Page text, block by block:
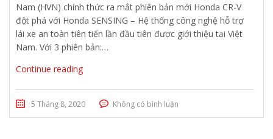
Nam (HVN) chính thức ra mắt phiên bản mới Honda CR-V
đột phá với Honda SENSING – Hệ thống công nghệ hỗ trợ
lái xe an toàn tiên tiến lần đầu tiên được giới thiệu tại Việt
Nam. Với 3 phiên bản:…
Continue reading
5 Tháng 8, 2020 Không có bình luận